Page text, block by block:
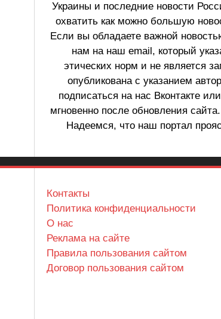
Украины и последние новости
охватить как можно большую
Если вы обладаете важной
нам на наш email, который
этических норм и не является
опубликована с указанием
подписаться на нас Вконтакте
мгновенно после обновления
Надеемся, что наш портал
Контакты
Политика конфиденциальности
О нас
Реклама на сайте
Правила пользования сайтом
Договор пользования сайтом